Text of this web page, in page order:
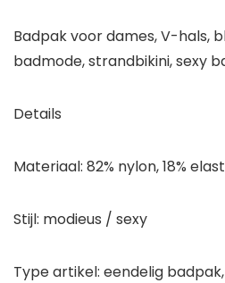
Badpak voor dames, V-hals,
badmode, strandbikini, sexy
Details
Materiaal: 82% nylon, 18%
Stijl: modieus / sexy
Type artikel: eendelig